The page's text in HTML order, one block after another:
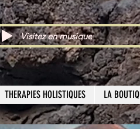
Visitez en musique
THERAPIES HOLISTIQUES LA